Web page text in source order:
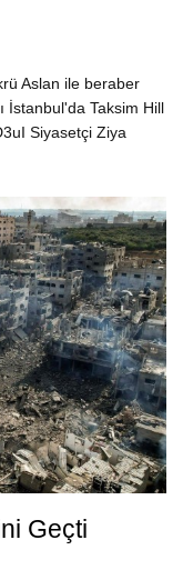
Aslan ile beraber
İstanbul'da Taksim Hill
Siyasetçi Ziya
Geçti